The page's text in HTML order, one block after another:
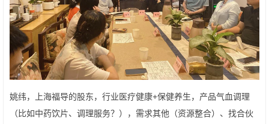
姚纬，上海福导的股东，行业医疗健康+保健养生，产品气血调理
（比如中药饮片、调理服务？），需求其他（资源整合）、找合伙